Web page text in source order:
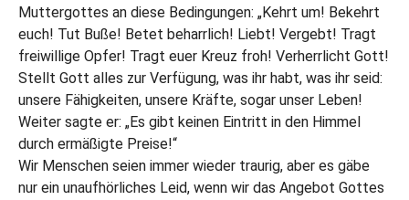
Muttergottes an diese Bedingungen: „Kehrt um! Bekehrt
euch! Tut Buße! Betet beharrlich! Liebt! Vergebt! Tragt
freiwillige Opfer! Tragt euer Kreuz froh! Verherrlicht Gott!
Stellt Gott alles zur Verfügung, was ihr habt, was ihr seid:
unsere Fähigkeiten, unsere Kräfte, sogar unser Leben!
Weiter sagte er: „Es gibt keinen Eintritt in den Himmel
durch ermäßigte Preise!“
Wir Menschen seien immer wieder traurig, aber es gäbe
nur ein unaufhörliches Leid, wenn wir das Angebot Gottes